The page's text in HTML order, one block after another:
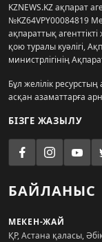
KZNEWS.KZ ақпарат
№KZ64VPY00084819
ақпараттық
қою туралы куәлігі,
министрлігінің
Бұл желілік
асқан азаматтарға
БІЗГЕ ЖАЗЫЛУ
БАЙЛАНЫС
МЕКЕН-ЖАЙ
ҚР, Астана қаласы,